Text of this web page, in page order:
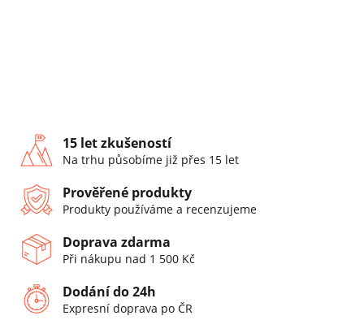
15 let zkušeností
Na trhu působíme již přes 15 let
Prověřené produkty
Produkty používáme a recenzujeme
Doprava zdarma
Při nákupu nad 1 500 Kč
Dodání do 24h
Expresní doprava po ČR